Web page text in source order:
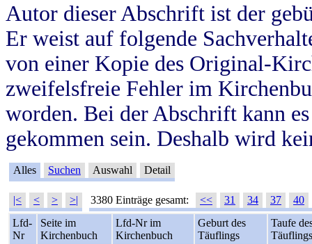
Autor dieser Abschrift ist der
Er weist auf folgende
von einer Kopie des Original-
zweifelsfreie Fehler im
worden. Bei der Abschrift kann
gekommen sein. Deshalb wird
Alles Suchen Auswahl Detail
|< < > >| 3380 Einträge gesamt: << 31 34 37
40
Lfd-
Nr
Seite im
Kirchenbuch
Lfd-Nr im
Kirchenbuch
Geburt des
Täuflings
Taufe
Täuflings